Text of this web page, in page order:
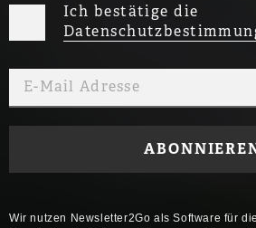
Ich bestätige die
Wir nutzen Newsletter2Go als Software für